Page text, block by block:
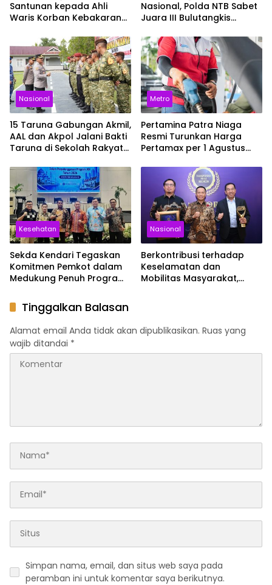
Santunan kepada Ahli
Waris Korban Kebakaran
Nasional, Polda NTB Sabet
Juara III Bulutangkis
Nasional
15 Taruna Gabungan Akmil,
AAL dan Akpol Jalani Bakti
Taruna di Sekolah Rakyat
Metro
Pertamina Patra Niaga
Resmi Turunkan Harga
Pertamax per 1 Agustus
Sekarang
Kesehatan
Sekda Kendari Tegaskan
Komitmen Pemkot dalam
Medukung Penuh Program
Nasional
Berkontribusi terhadap
Keselamatan dan
Mobilitas Masyarakat,
Awards 2026
Tinggalkan Balasan
Alamat email Anda tidak akan dipublikasikan. Ruas yang
wajib ditandai *
Simpan nama, email, dan situs web saya pada
peramban ini untuk komentar saya berikutnya.